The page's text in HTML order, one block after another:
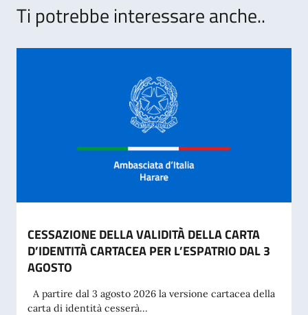
Ti potrebbe interessare anche..
CESSAZIONE DELLA VALIDITÀ DELLA CARTA
D’IDENTITÀ CARTACEA PER L’ESPATRIO DAL 3
AGOSTO
A partire dal 3 agosto 2026 la versione cartacea della
carta di identità cesserà...